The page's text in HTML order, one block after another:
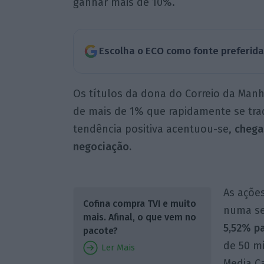
Escolha o ECO como fonte
Os títulos da dona do Correio da
de mais de 1% que rapidamente se
tendência positiva acentuou-se,
negociação.
Cofina compra TVI e muito
mais. Afinal, o que vem no
pacote?
Ler Mais
As
numa
5,52%
de 50